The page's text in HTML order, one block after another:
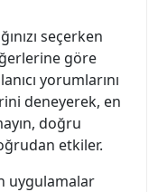
seçerken
göre
yorumlarını
deneyerek, en
doğru
etkiler.
uygulamalar